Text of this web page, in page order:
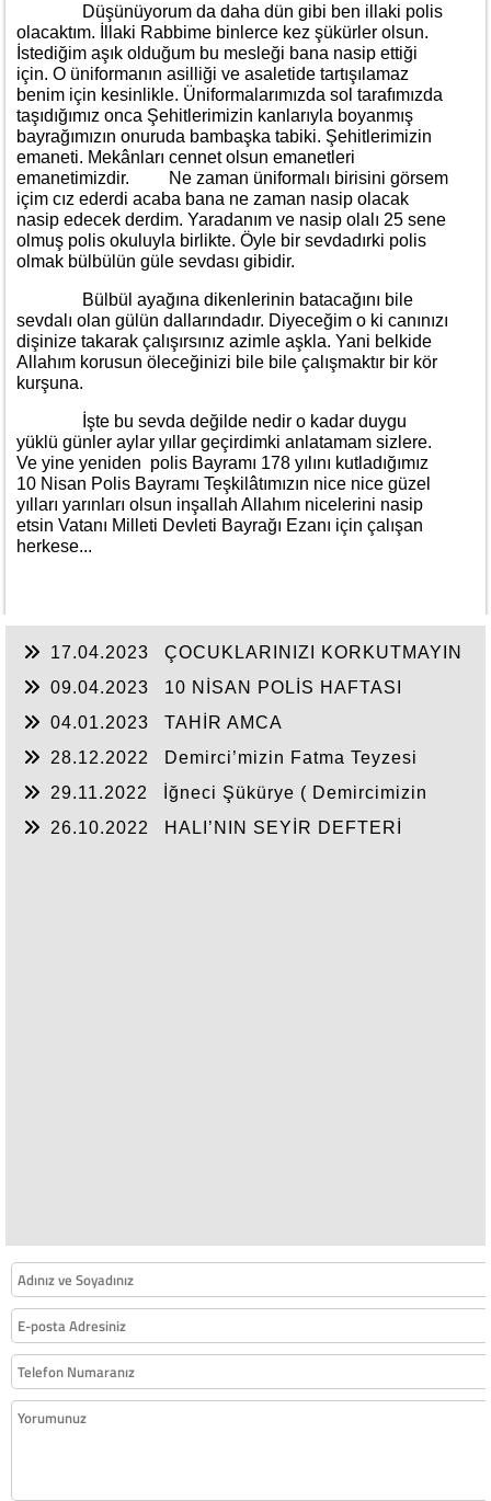
Düşünüyorum da daha dün gibi ben illaki polis
olacaktım. İllaki Rabbime binlerce kez şükürler olsun.
İstediğim aşık olduğum bu mesleği bana nasip ettiği
için. O üniformanın asilliği ve asaletide tartışılamaz
benim için kesinlikle. Üniformalarımızda sol tarafımızda
taşıdığımız onca Şehitlerimizin kanlarıyla boyanmış
bayrağımızın onuruda bambaşka tabiki. Şehitlerimizin
emaneti. Mekânları cennet olsun emanetleri
emanetimizdir. Ne zaman üniformalı birisini görsem
içim cız ederdi acaba bana ne zaman nasip olacak
nasip edecek derdim. Yaradanım ve nasip olalı 25 sene
olmuş polis okuluyla birlikte. Öyle bir sevdadırki polis
olmak bülbülün güle sevdası gibidir.
Bülbül ayağına dikenlerinin batacağını bile
sevdalı olan gülün dallarındadır. Diyeceğim o ki canınızı
dişinize takarak çalışırsınız azimle aşkla. Yani belkide
Allahım korusun öleceğinizi bile bile çalışmaktır bir kör
kurşuna.
İşte bu sevda değilde nedir o kadar duygu
yüklü günler aylar yıllar geçirdimki anlatamam sizlere.
Ve yine yeniden polis Bayramı 178 yılını kutladığımız
10 Nisan Polis Bayramı Teşkilâtımızın nice nice güzel
yılları yarınları olsun inşallah Allahım nicelerini nasip
etsin Vatanı Milleti Devleti Bayrağı Ezanı için çalışan
herkese...
17.04.2023
ÇOCUKLARINIZI KORKUTMAYIN
09.04.2023
10 NİSAN POLİS HAFTASI
04.01.2023
TAHİR AMCA
28.12.2022
Demirci’mizin Fatma Teyzesi
29.11.2022
İğneci Şükürye ( Demircimizin
26.10.2022
HALI’NIN SEYİR DEFTERİ